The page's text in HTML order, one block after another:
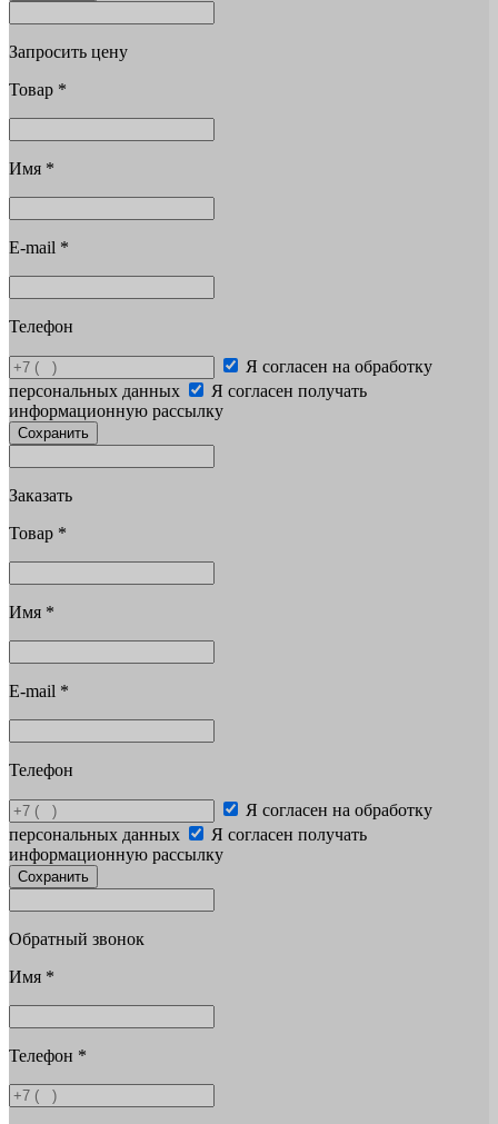
Запросить цену
Товар *
Имя *
E-mail *
Телефон
Я согласен на обработку
персональных данных
Я согласен получать
информационную рассылку
Сохранить
Заказать
Товар *
Имя *
E-mail *
Телефон
Я согласен на обработку
персональных данных
Я согласен получать
информационную рассылку
Сохранить
Обратный звонок
Имя *
Телефон *